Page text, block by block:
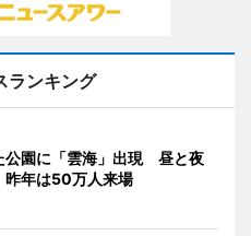
ランキング
公園に「雲海」出現 昼と夜
昨年は50万人来場